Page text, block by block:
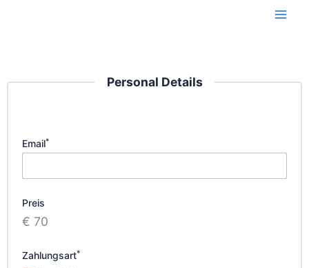
Personal Details
Email*
Preis
€ 70
Zahlungsart*